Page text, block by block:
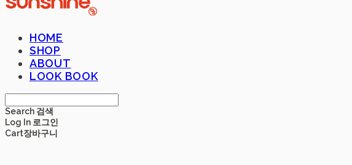
HOME
SHOP
ABOUT
LOOK BOOK
Search 검색
Log In 로그인
Cart장바구니